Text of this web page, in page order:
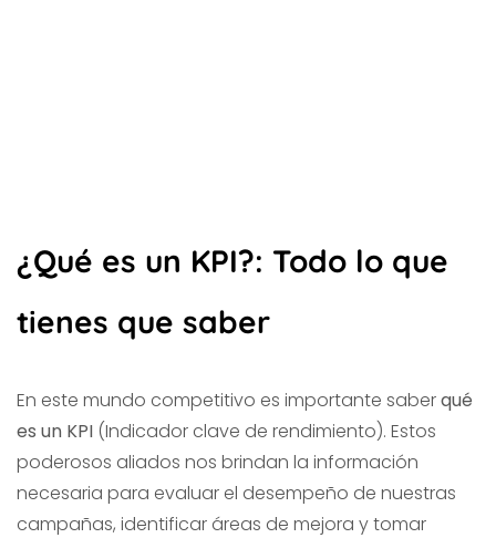
¿Qué es un KPI?: Todo lo que
tienes que saber
En este mundo competitivo es importante saberqué
es un KPI (Indicador clave de rendimiento). Estos
poderosos aliados nos brindan la información
necesaria para evaluar el desempeño de nuestras
campañas, identificar áreas de mejora y tomar